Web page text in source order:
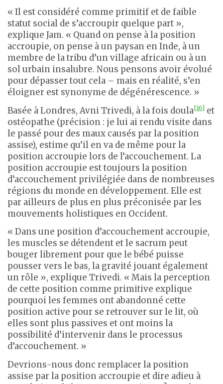
« Il est considéré comme primitif et de faible
statut social de s’accroupir quelque part »,
explique Jam. « Quand on pense à la position
accroupie, on pense à un paysan en Inde, à un
membre de la tribu d’un village africain ou à un
sol urbain insalubre. Nous pensons avoir évolué
pour dépasser tout cela – mais en réalité, s’en
éloigner est synonyme de dégénérescence. »
Basée à Londres, Avni Trivedi, à la fois doula[16] et
ostéopathe (précision : je lui ai rendu visite dans
le passé pour des maux causés par la position
assise), estime qu’il en va de même pour la
position accroupie lors de l’accouchement. La
position accroupie est toujours la position
d’accouchement privilégiée dans de nombreuses
régions du monde en développement. Elle est
par ailleurs de plus en plus préconisée par les
mouvements holistiques en Occident.
« Dans une position d’accouchement accroupie,
les muscles se détendent et le sacrum peut
bouger librement pour que le bébé puisse
pousser vers le bas, la gravité jouant également
un rôle », explique Trivedi. « Mais la perception
de cette position comme primitive explique
pourquoi les femmes ont abandonné cette
position active pour se retrouver sur le lit, où
elles sont plus passives et ont moins la
possibilité d’intervenir dans le processus
d’accouchement. »
Devrions-nous donc remplacer la position
assise par la position accroupie et dire adieu à